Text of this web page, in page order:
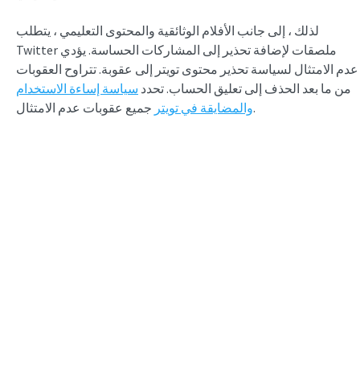
لذلك ، إلى جانب الأفلام الوثائقية والمحتوى التعليمي ، يتطلب
Twitter ملصقات لإضافة تحذير إلى المشاركات الحساسة. يؤدي
عدم الامتثال لسياسة تحذير محتوى تويتر إلى عقوبة. تتراوح العقوبات
من ما بعد الحذف إلى تعليق الحساب. تحدد سياسة إساءة الاستخدام
والمضايقة في تويترجميع عقوبات عدم الامتثال.